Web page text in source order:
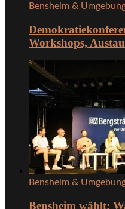
Bensheim &
Workshops,
Bensheim &
Bensheim wählt: